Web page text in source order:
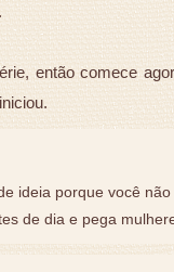
então comece
ideia porque você
de dia e pega